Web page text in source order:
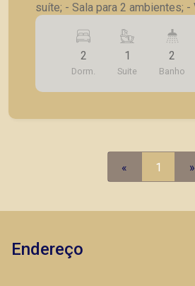
suíte; - Sala para 2 ambientes; - Varanda gourmet;
- Banheiro social; - Cozinha; -
Apartamento todo decorado; -1 vaga de garagem.
Previsão de entrega - Outubro de
Piramid tem como objetivo
com agilidade e segurança, em
2
Dorm.
1
Suite
2
Banho
« 1 »
Endereço